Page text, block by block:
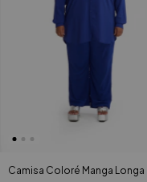
Camisa Coloré Manga Longa